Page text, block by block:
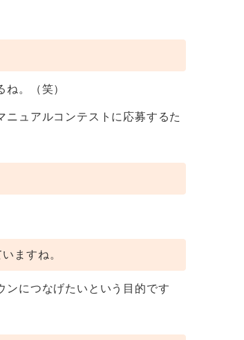
。（笑）
ュアルコンテストに応募するた
ますね。
ンにつなげたいという目的です